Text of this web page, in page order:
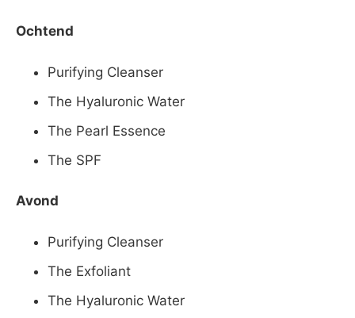
Ochtend
Purifying Cleanser
The Hyaluronic Water
The Pearl Essence
The SPF
Avond
Purifying Cleanser
The Exfoliant
The Hyaluronic Water